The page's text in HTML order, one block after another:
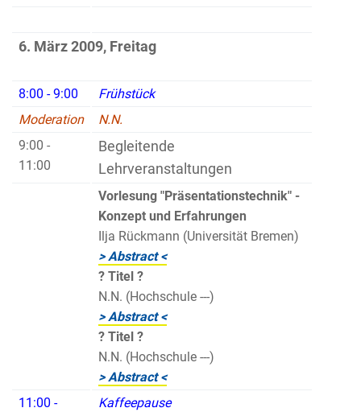
6. März 2009, Freitag
8:00 - 9:00
Frühstück
Moderation
N.N.
9:00 -
11:00
Begleitende
Lehrveranstaltungen
Vorlesung "Präsentationstechnik" -
Konzept und Erfahrungen
Ilja Rückmann (Universität Bremen)
> Abstract <
? Titel ?
N.N. (Hochschule ---)
> Abstract <
? Titel ?
N.N. (Hochschule ---)
> Abstract <
11:00 -
Kaffeepause